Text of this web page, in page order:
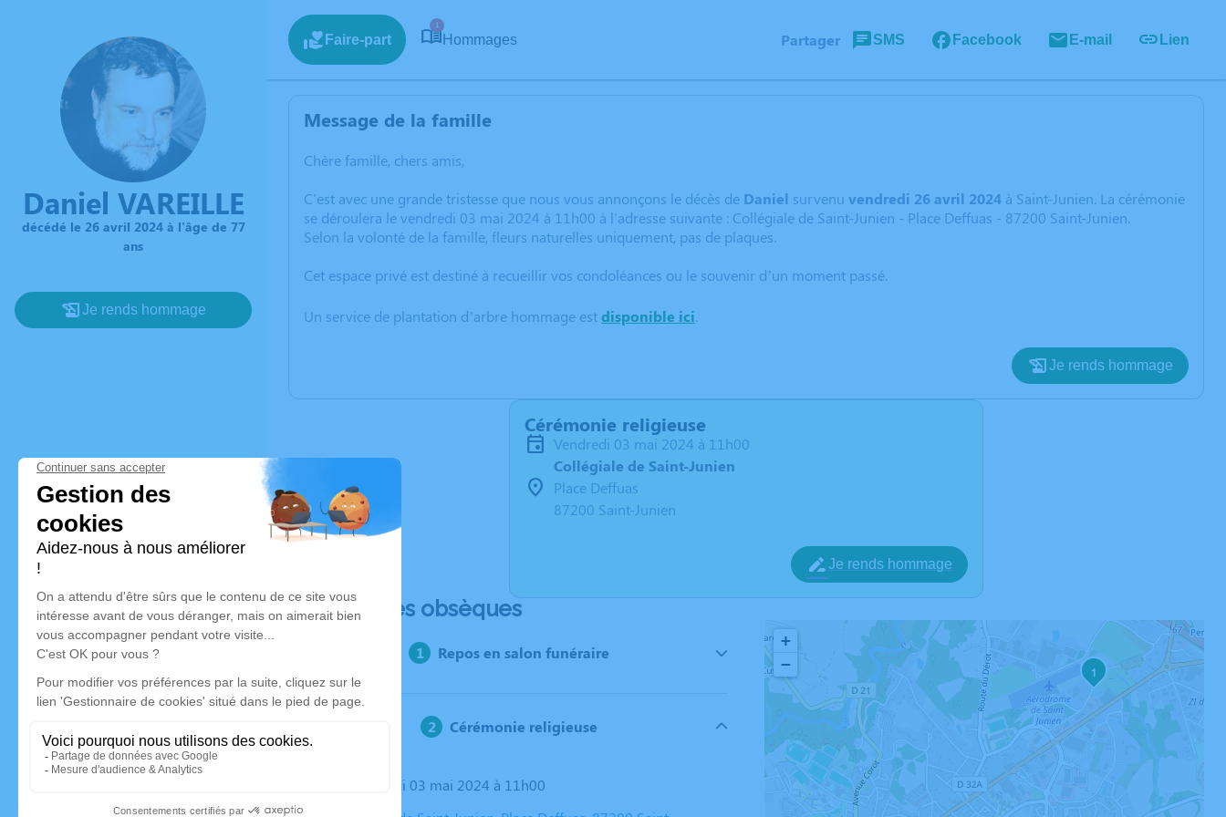
Daniel VAREILLE
décédé le 26 avril 2024 à l'âge de 77
ans
Je rends hommage
Faire-part
1
Hommages Partager SMS Facebook E-mail Lien
Message de la famille
Chère famille, chers amis,
C'est avec une grande tristesse que nous vous annonçons le décès de Daniel survenu vendredi 26 avril 2024 à Saint-Junien. La cérémonie
se déroulera le vendredi 03 mai 2024 à 11h00 à l'adresse suivante : Collégiale de Saint-Junien - Place Deffuas - 87200 Saint-Junien.
Selon la volonté de la famille, fleurs naturelles uniquement, pas de plaques.
Cet espace privé est destiné à recueillir vos condoléances ou le souvenir d’un moment passé.
Un service de plantation d’arbre hommage estdisponible ici.
Je rends hommage
Cérémonie religieuse
vendredi 03 mai 2024 à 11h00
Collégiale de Saint-Junien
Place Deffuas
87200 Saint-Junien
Je rends hommage
Déroulé des obsèques
Repos en salon funéraire
Cérémonie religieuse
Le vendredi 03 mai 2024 à 11h00
1
+
−